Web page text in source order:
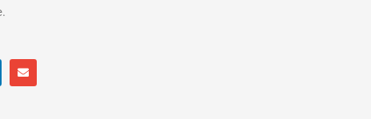
E
n
v